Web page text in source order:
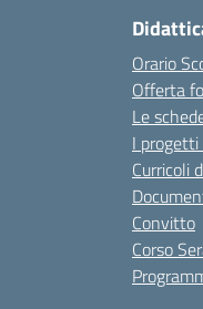
Orario
Offerta
Le
I progetti
Curricoli
Convitto
Corso